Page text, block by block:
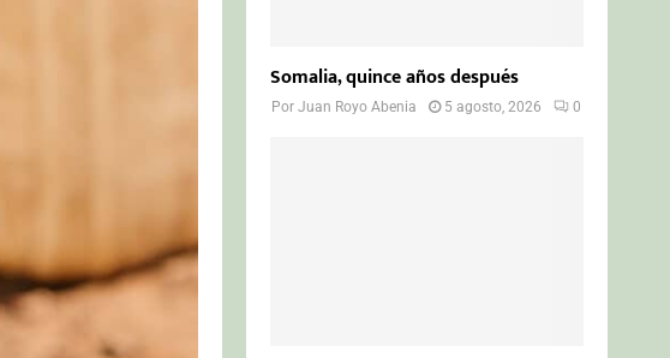
Somalia, quince años después
PorJuan Royo Abenia 5 agosto, 2026 0